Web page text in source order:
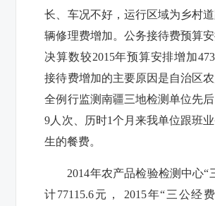
长、车况不好，运行区域为乡村
辆修理费增加。公务接待费预算安
决算数较2015年预算安排增加
接待费增加的主要原因是自治区
全例行监测南疆三地检测单位先
9人次、历时1个月来我单位跟班
生的餐费。
2014年农产品检验检测中心“
计77115.6元， 2015年“三公经